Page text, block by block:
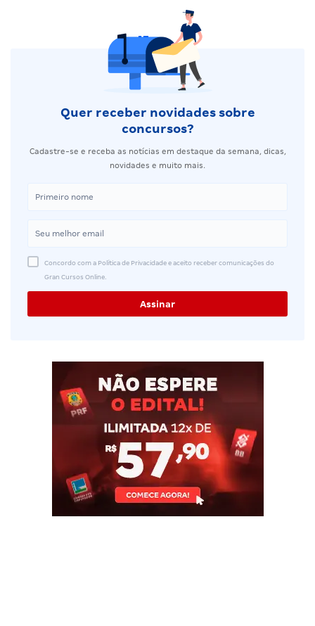
Quer receber novidades sobre
concursos?
Cadastre-se e receba as notícias em destaque da semana, dicas,
novidades e muito mais.
Concordo com a Política de Privacidade e aceito receber comunicações do
Gran Cursos Online.